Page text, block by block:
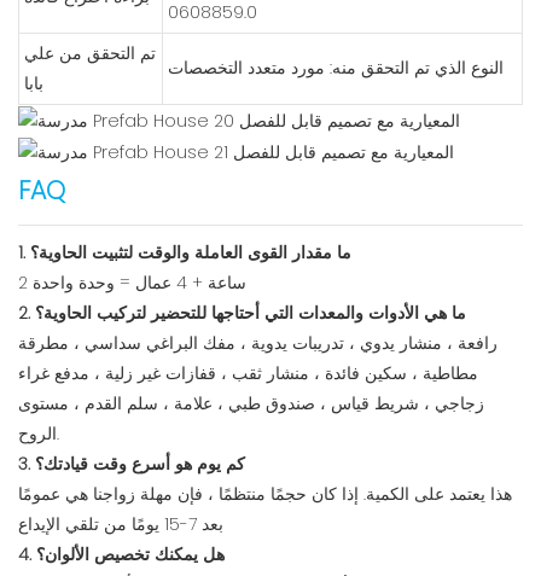
0608859.0
تم التحقق من علي
بابا
النوع الذي تم التحقق منه: مورد متعدد التخصصات
FAQ
1. ما مقدار القوى العاملة والوقت لتثبيت الحاوية؟
2 ساعة + 4 عمال = وحدة واحدة
2. ما هي الأدوات والمعدات التي أحتاجها للتحضير لتركيب الحاوية؟
رافعة ، منشار يدوي ، تدريبات يدوية ، مفك البراغي سداسي ، مطرقة
مطاطية ، سكين فائدة ، منشار ثقب ، قفازات غير زلية ، مدفع غراء
زجاجي ، شريط قياس ، صندوق طبي ، علامة ، سلم القدم ، مستوى
الروح.
3. كم يوم هو أسرع وقت قيادتك؟
هذا يعتمد على الكمية. إذا كان حجمًا منتظمًا ، فإن مهلة زواجنا هي عمومًا
بعد 7-15 يومًا من تلقي الإيداع
4. هل يمكنك تخصيص الألوان؟